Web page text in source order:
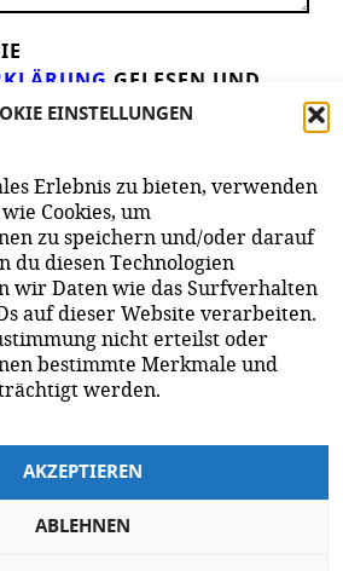
EINSTELLUNGEN
Erlebnis zu bieten, verwenden
Cookies, um
zu speichern und/oder darauf
du diesen Technologien
wir Daten wie das Surfverhalten
auf dieser Website verarbeiten.
nicht erteilst oder
bestimmte Merkmale und
werden.
AKZEPTIEREN
ABLEHNEN
GELESEN UND
WIR FREUEN UNS ÜBER
UNSERER SEITE.